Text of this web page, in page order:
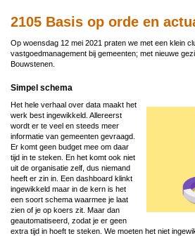
2105 Basis op orde en
Op woensdag 12 mei 2021 praten we met een klein
vastgoedmanagement bij gemeenten; met nieuwe
Bouwstenen.
Simpel schema
Het hele verhaal over data maakt het
werk best ingewikkeld. Allereerst
wordt er te veel en steeds meer
informatie van gemeenten gevraagd.
Er komt geen budget mee om daar
tijd in te steken. En het komt ook niet
uit de organisatie zelf, dus niemand
heeft er zin in. Een dashboard klinkt
ingewikkeld maar in de kern is het
een soort schema waarmee je laat
zien of je op koers zit. Maar dan
geautomatiseerd, zodat je er geen
extra tijd in hoeft te steken. We moeten het niet